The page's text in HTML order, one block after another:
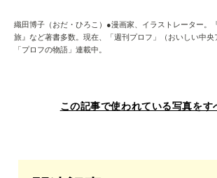
織田博子（おだ・ひろこ）●漫画家、イラストレーター。
旅』など著書多数。現在、「週刊プロフ」（おいしい中
「プロフの物語」連載中。
この記事で使われている写真をす